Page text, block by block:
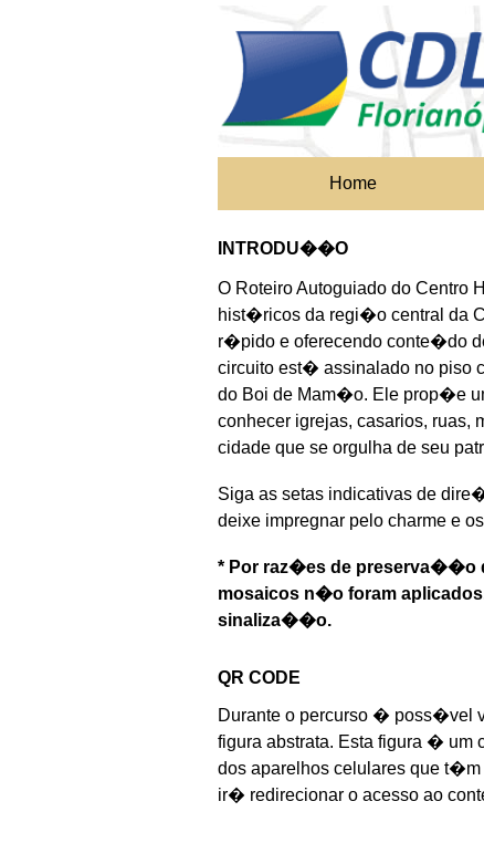
Home
INTRODU��O
O Roteiro Autoguiado do
hist�ricos da regi�o central da
r�pido e oferecendo conte�do
circuito est� assinalado no piso
do Boi de Mam�o. Ele prop�e
conhecer igrejas, casarios, ruas,
cidade que se orgulha de seu
Siga as setas indicativas de
deixe impregnar pelo charme e
* Por raz�es de preserva��o
mosaicos n�o foram
sinaliza��o.
QR CODE
Durante o percurso � poss�vel
figura abstrata. Esta figura � um
dos aparelhos celulares que
ir� redirecionar o acesso ao